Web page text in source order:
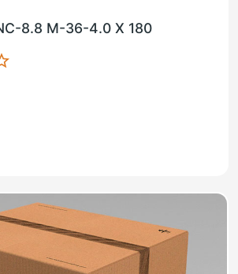
8.8 M-36-4.0 X 180